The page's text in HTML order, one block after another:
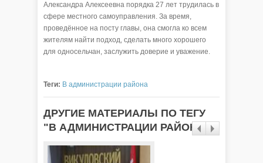
Александра Алексеевна порядка 27 лет трудилась в
сфере местного самоуправления. За время,
проведённое на посту главы, она смогла ко всем
жителям найти подход, сделать много хорошего
для односельчан, заслужить доверие и уважение.
Теги: В администрации района
ДРУГИЕ МАТЕРИАЛЫ ПО ТЕГУ
"В АДМИНИСТРАЦИИ РАЙОНА"